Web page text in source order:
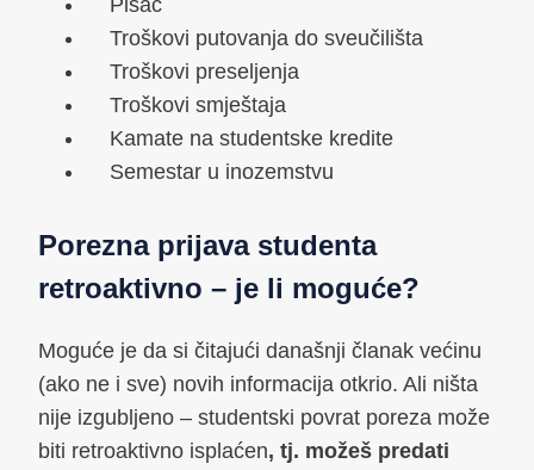
Troškovi putovanja do sveučilišta
Troškovi preseljenja
Troškovi smještaja
Kamate na studentske kredite
Semestar u inozemstvu
Porezna prijava studenta
retroaktivno – je li moguće?
Moguće je da si čitajući današnji članak većinu
(ako ne i sve) novih informacija otkrio. Ali ništa
nije izgubljeno – studentski povrat poreza može
biti retroaktivno isplaćen, tj. možeš predati